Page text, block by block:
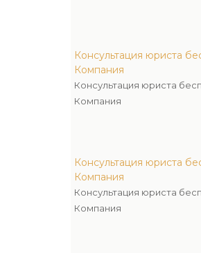
Консультация юриста
Компания
Консультация юриста
Компания
Консультация юриста
Компания
Консультация юриста
Компания